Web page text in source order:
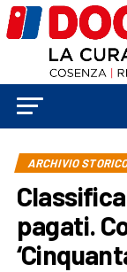
ARCHIVIO
pagati.